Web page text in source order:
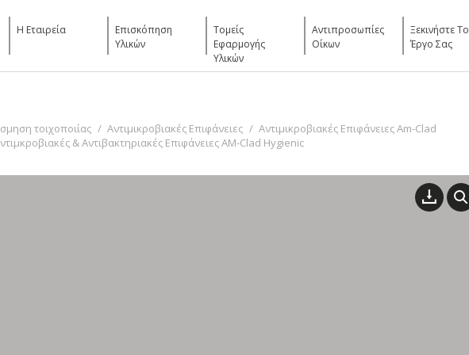
Η Εταιρεία
Επισκόπηση
Υλικών
Τομείς
Εφαρμογής
Υλικών
Αντιπροσωπίες
Οίκων
Ξεκινήστε Το
Έργο Σας
τοιχοποιίας Αντιμικροβιακές Επιφάνειες
Αντιμικροβιακές Επιφάνειες Am-Clad
& Αντιβακτηριακές Επιφάνειες AM-Clad Hygienic